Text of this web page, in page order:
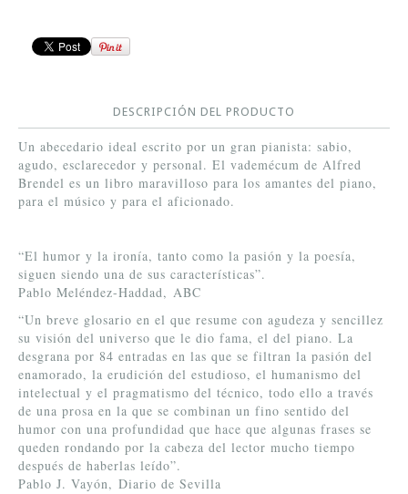
DESCRIPCIÓN DEL PRODUCTO
Un abecedario ideal escrito por un gran pianista: sabio,
agudo, esclarecedor y personal. El vademécum de Alfred
Brendel es un libro maravilloso para los amantes del piano,
para el músico y para el aficionado.
“El humor y la ironía, tanto como la pasión y la poesía,
siguen siendo una de sus características”.
Pablo Meléndez-Haddad, ABC
“Un breve glosario en el que resume con agudeza y sencillez
su visión del universo que le dio fama, el del piano. La
desgrana por 84 entradas en las que se filtran la pasión del
enamorado, la erudición del estudioso, el humanismo del
intelectual y el pragmatismo del técnico, todo ello a través
de una prosa en la que se combinan un fino sentido del
humor con una profundidad que hace que algunas frases se
queden rondando por la cabeza del lector mucho tiempo
después de haberlas leído”.
Pablo J. Vayón, Diario de Sevilla